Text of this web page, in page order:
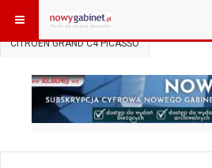
JESTEŚ TUTAJ: START
CITROEN GRAND C4 PICASSO